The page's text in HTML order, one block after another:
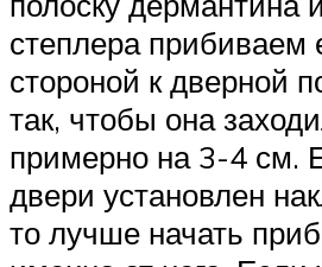
степлера прибиваем
стороной к дверной
так, чтобы она
примерно на 3-4 см.
двери установлен
то лучше начать